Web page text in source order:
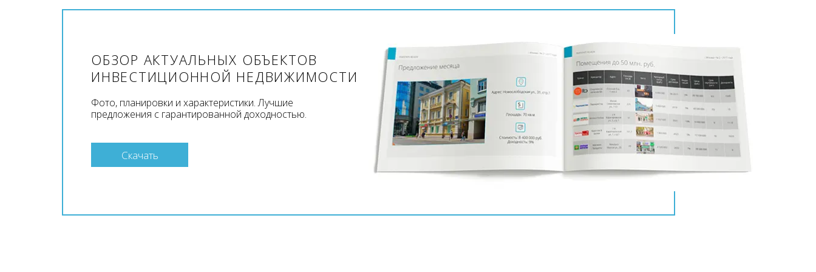
ОБЗОР АКТУАЛЬНЫХ ОБЪЕКТОВ
ИНВЕСТИЦИОННОЙ НЕДВИЖИМОСТИ
Фото, планировки и характеристики. Лучшие
предложения с гарантированной доходностью.
Скачать